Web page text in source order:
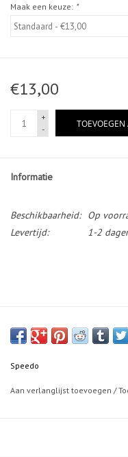
Maak een keuze: *
€13,00
+
-
Informatie
Beschikbaarheid: Op
Levertijd:
1-2
Speedo
Aan verlanglijst toevoegen /